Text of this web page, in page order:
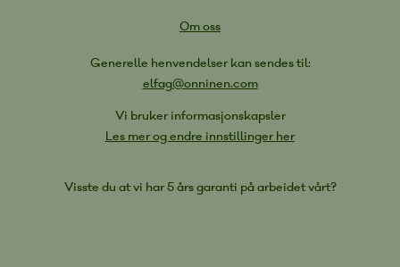
Om oss
Generelle henvendelser kan sendes til:
elfag@onninen.com
Vi bruker informasjonskapsler
Les mer og endre innstillinger her
Visste du at vi har 5 års garanti på arbeidet vårt?